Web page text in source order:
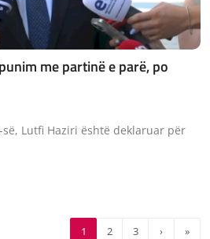
me partinë e parë, po
Lutfi Haziri është deklaruar për
1 2 3 › »